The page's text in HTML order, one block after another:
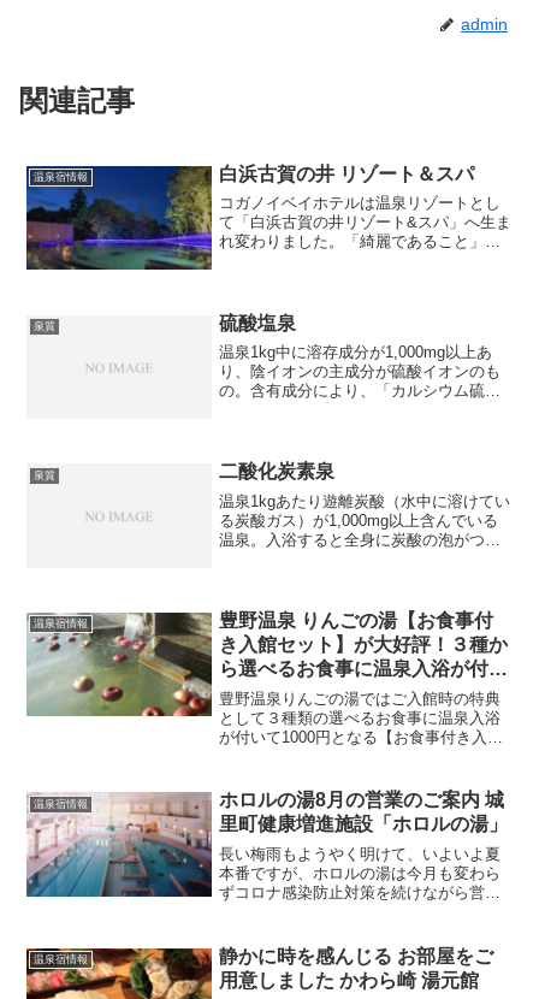
admin
関連記事
温泉宿情報 白浜古賀の井 リゾート＆スパ
コガノイベイホテルは温泉リゾートとし
て「白浜古賀の井リゾート&スパ」へ生ま
れ変わりました。「綺麗であること」
源泉の天然温泉水面に浮か...
泉質 硫酸塩泉
温泉1kg中に溶存成分が1,000mg以上あ
り、陰イオンの主成分が硫酸イオンのも
の。含有成分により、「カルシウム硫酸
運動麻痺、関節...
泉質 二酸化炭素泉
温泉1kgあたり遊離炭酸（水中に溶けてい
る炭酸ガス）が1,000mg以上含んでいる
温泉。入浴すると全身に炭酸の泡がつく
五十肩、運動麻...
温泉宿情報
豊野温泉 りんごの湯【お食事付
き入館セット】が大好評！３種か
ら選べるお食事に温泉入浴が付い
てなんと1000円！温泉ナビクー
ポンご提示でオリジナルタオルを
プレゼント♪
豊野温泉りんごの湯ではご入館時の特典
として３種類の選べるお食事に温泉入浴
が付いて1000円となる【お食事付き入館
けうどん・天ぷら付き中華丼などご用意
しております。お得な【...
温泉宿情報
ホロルの湯8月の営業のご案内 城
里町健康増進施設「ホロルの湯」
長い梅雨もようやく明けて、いよいよ夏
本番ですが、ホロルの湯は今月も変わら
ずコロナ感染防止対策を続けながら営業
す。今月も大きなイベントは開催出来ま
せんが、安全対策をしながら...
温泉宿情報
静かに時を感んじる お部屋をご
用意しました かわら崎 湯元館